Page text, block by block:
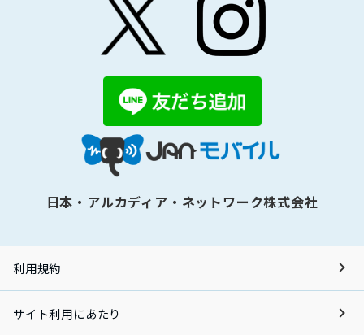
日本・アルカディア・ネットワーク株式会社
利用規約
サイト利用にあたり